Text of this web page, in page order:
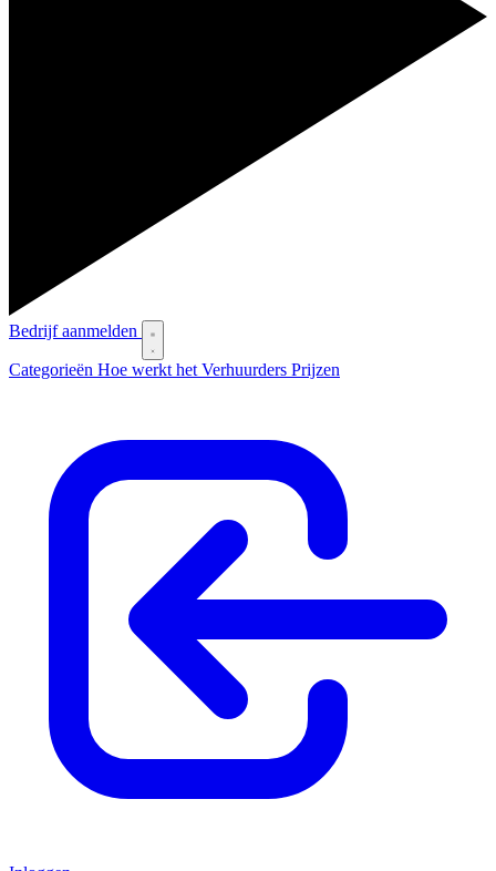
Bedrijf aanmelden
Categorieën Hoe werkt het Verhuurders Prijzen